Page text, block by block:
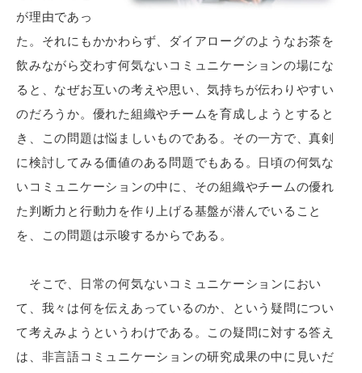
が理由であっ
た。それにもかかわらず、ダイアローグのようなお茶を
飲みながら交わす何気ないコミュニケーションの場にな
ると、なぜお互いの考えや思い、気持ちが伝わりやすい
のだろうか。優れた組織やチームを育成しようとすると
き、この問題は悩ましいものである。その一方で、真剣
に検討してみる価値のある問題でもある。日頃の何気な
いコミュニケーションの中に、その組織やチームの優れ
た判断力と行動力を作り上げる基盤が潜んでいること
を、この問題は示唆するからである。
そこで、日常の何気ないコミュニケーションにおい
て、我々は何を伝えあっているのか、という疑問につい
て考えみようというわけである。この疑問に対する答え
は、非言語コミュニケーションの研究成果の中に見いだ